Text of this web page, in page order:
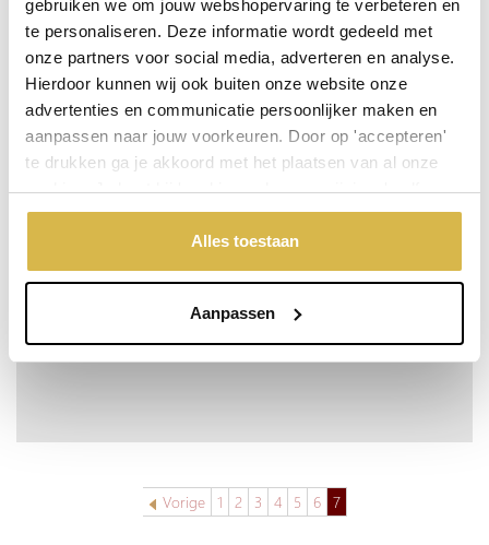
gebruiken we om jouw webshopervaring te verbeteren en
te personaliseren. Deze informatie wordt gedeeld met
onze partners voor social media, adverteren en analyse.
Hierdoor kunnen wij ook buiten onze website onze
advertenties en communicatie persoonlijker maken en
aanpassen naar jouw voorkeuren. Door op 'accepteren'
te drukken ga je akkoord met het plaatsen van al onze
cookies. Je kunt bij 'cookievoorkeuren wijzigen' zelf
aangeven welke cookies jouw akkoord krijgen. En door te
'weigeren' worden alleen de functionele cookies
geplaatst. Bekijk onze cookieverklaring voor meer
Alles toestaan
Aanpassen
Den engelsen, zonder titel
Niet op voorraad
Vorige 1 2 3 4 5 6 7